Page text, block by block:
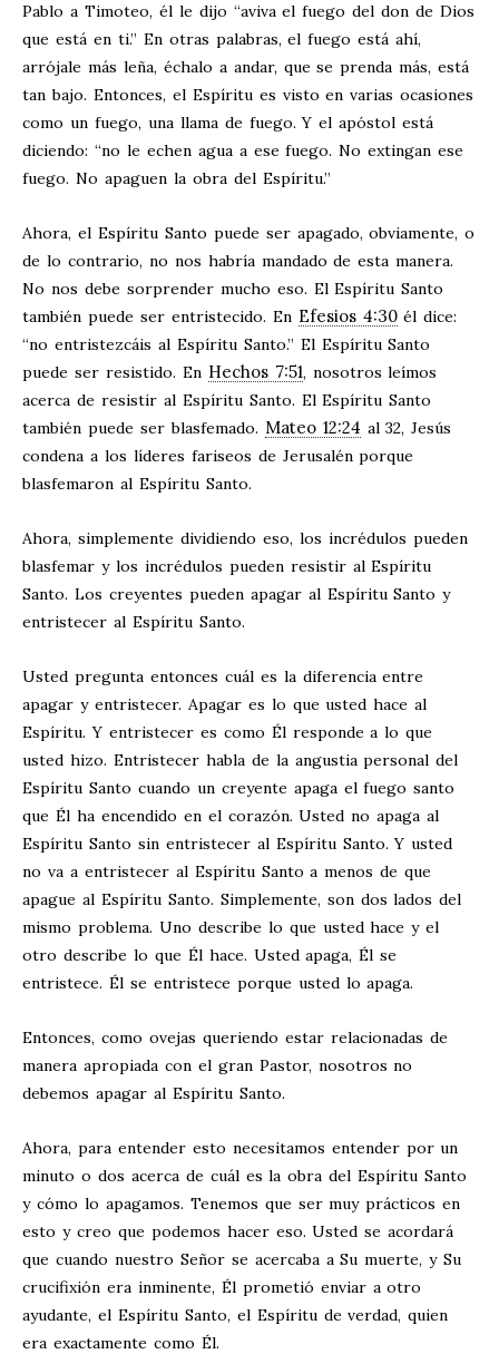
Pablo a Timoteo, él le dijo “aviva el fuego del don de Dios
que está en ti.” En otras palabras, el fuego está ahí,
arrójale más leña, échalo a andar, que se prenda más, está
tan bajo. Entonces, el Espíritu es visto en varias ocasiones
como un fuego, una llama de fuego. Y el apóstol está
diciendo: “no le echen agua a ese fuego. No extingan ese
fuego. No apaguen la obra del Espíritu.”
Ahora, el Espíritu Santo puede ser apagado, obviamente, o
de lo contrario, no nos habría mandado de esta manera.
No nos debe sorprender mucho eso. El Espíritu Santo
también puede ser entristecido. En Efesios 4:30él dice:
“no entristezcáis al Espíritu Santo.” El Espíritu Santo
puede ser resistido. En Hechos 7:51, nosotros leímos
acerca de resistir al Espíritu Santo. El Espíritu Santo
también puede ser blasfemado. Mateo 12:24 al 32, Jesús
condena a los líderes fariseos de Jerusalén porque
blasfemaron al Espíritu Santo.
Ahora, simplemente dividiendo eso, los incrédulos pueden
blasfemar y los incrédulos pueden resistir al Espíritu
Santo. Los creyentes pueden apagar al Espíritu Santo y
entristecer al Espíritu Santo.
Usted pregunta entonces cuál es la diferencia entre
apagar y entristecer. Apagar es lo que usted hace al
Espíritu. Y entristecer es como Él responde a lo que
usted hizo. Entristecer habla de la angustia personal del
Espíritu Santo cuando un creyente apaga el fuego santo
que Él ha encendido en el corazón. Usted no apaga al
Espíritu Santo sin entristecer al Espíritu Santo. Y usted
no va a entristecer al Espíritu Santo a menos de que
apague al Espíritu Santo. Simplemente, son dos lados del
mismo problema. Uno describe lo que usted hace y el
otro describe lo que Él hace. Usted apaga, Él se
entristece. Él se entristece porque usted lo apaga.
Entonces, como ovejas queriendo estar relacionadas de
manera apropiada con el gran Pastor, nosotros no
debemos apagar al Espíritu Santo.
Ahora, para entender esto necesitamos entender por un
minuto o dos acerca de cuál es la obra del Espíritu Santo
y cómo lo apagamos. Tenemos que ser muy prácticos en
esto y creo que podemos hacer eso. Usted se acordará
que cuando nuestro Señor se acercaba a Su muerte, y Su
crucifixión era inminente, Él prometió enviar a otro
ayudante, el Espíritu Santo, el Espíritu de verdad, quien
era exactamente como Él.